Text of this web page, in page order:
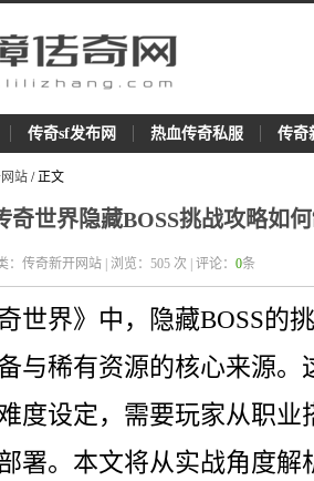
传奇sf发布网 热血传奇私服 传奇
站 / 正文
奇世界隐藏BOSS挑战攻略如
：传奇新开网站 | 浏览： 505 次 | 评论： 0条
世界》中，隐藏BOSS的
与稀有资源的核心来源。
度设定，需要玩家从职业
署。本文将从实战角度解